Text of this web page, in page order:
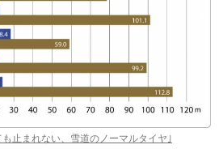
も止まれない、雪道のノーマルタイヤ｣